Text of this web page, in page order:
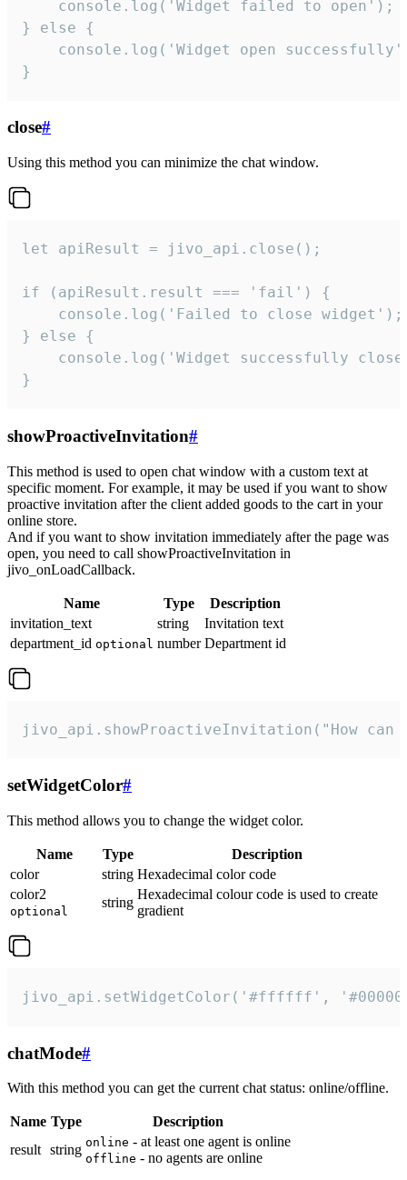
    console.log('Widget failed to open');
} else {
console.log('Widget open
}
close#
Using this method you can minimize the chat window.
let apiResult = jivo_api.close();
if (apiResult.result === 'fail') {
    console.log('Failed to close widget');
} else {
console.log('Widget successfully
}
showProactiveInvitation#
This method is used to open chat window with a custom text at
specific moment. For example, it may be used if you want to show
proactive invitation after the client added goods to the cart in your
online store.
And if you want to show invitation immediately after the page was
open, you need to call showProactiveInvitation in
jivo_onLoadCallback.
Name Type
Description
invitation_text
string
Invitation text
department_id optional number Department id
jivo_api.showProactiveInvitation("How
setWidgetColor#
This method allows you to change the widget color.
Name Type
Description
color
string Hexadecimal color code
color2
optional
string
Hexadecimal colour code is used to create
gradient
jivo_api.setWidgetColor('#ffffff',
chatMode#
With this method you can get the current chat status: online/offline.
Name Type
Description
result string online - at least one agent is online
offline - no agents are online